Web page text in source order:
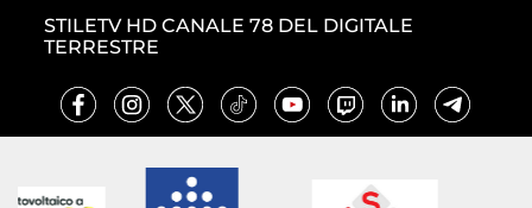
STILETV HD CANALE 78 DEL DIGITALE
TERRESTRE